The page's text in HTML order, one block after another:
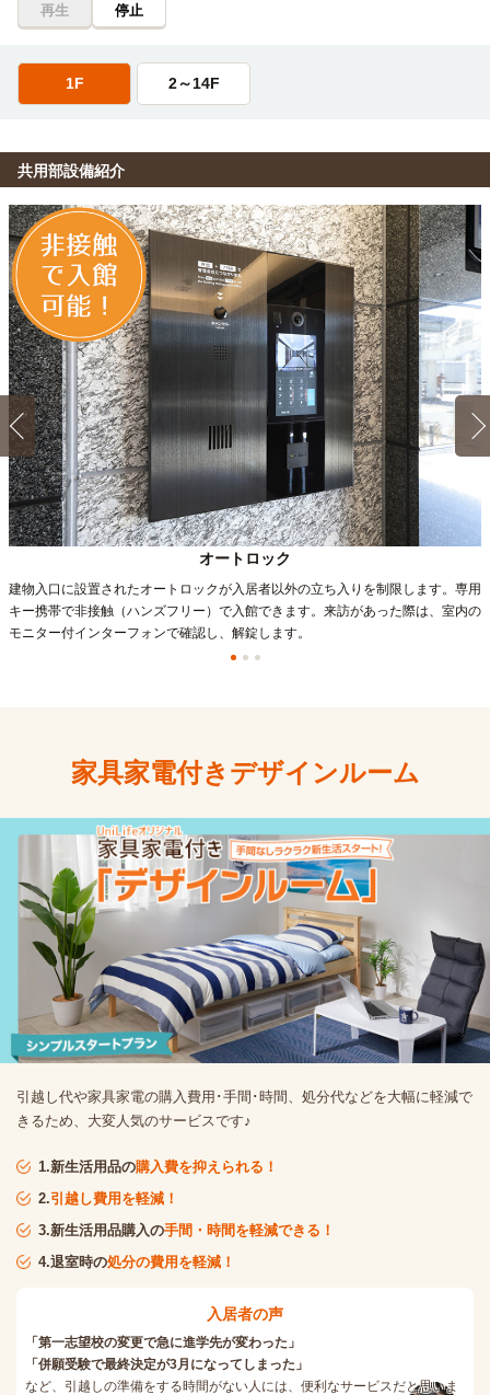
再生 停止
1F 2～14F
共用部設備紹介
オートロック
建物入口に設置されたオートロックが入居者以外の立ち入りを制限します。専用
キー携帯で非接触（ハンズフリー）で入館できます。来訪があった際は、室内の
モニター付インターフォンで確認し、解錠します。
家具家電付きデザインルーム
引越し代や家具家電の購入費用･手間･時間、処分代などを大幅に軽減で
きるため、大変人気のサービスです♪
1.新生活用品の購入費を抑えられる！
2.引越し費用を軽減！
3.新生活用品購入の手間・時間を軽減できる！
4.退室時の処分の費用を軽減！
入居者の声
「第一志望校の変更で急に進学先が変わった」
「併願受験で最終決定が3月になってしまった」
など、引越しの準備をする時間がない人には、便利なサービスだと思いま